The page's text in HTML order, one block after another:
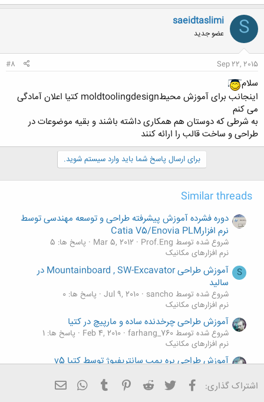
S
saeidtaslimi
عضو جدید
Sep 22, 2015
#8
سلام
اینجانب برای آموزش محیطmoldtoolingdesign کتیا اعلان آمادگی
می کنم
به شرطی که دوستان هم همکاری داشته باشند و بقیه موضوعات در
طراحی و ساخت قالب را ارائه کنند
برای ارسال پاسخ شما باید وارد سیستم شوید.
Similar threads
دوره فشرده آموزش پیشرفته طراحی و توسعه مهندسی توسط
نرم افزارCatia V5/Enovia PLM
شروع شده توسط Prof.Eng Mar 5, 2012
پاسخ ها: 5
نرم افزارهای مکانیک
S
آموزش طراحی Mountainboard , SW-Excavator در
سالید
شروع شده توسط sancho Jul 9, 2010 پاسخ ها: 0
نرم افزارهای مکانیک
آموزش طراحی چرخدنده ساده و مارپیچ در کتیا
شروع شده توسط farhang_760 Feb 4, 2010
پاسخ ها: 1
نرم افزارهای مکانیک
آموزش طراحی پره پمپ سانتریفیوژ توسط کتیا v5
نرم افزارهای مکانیکاشتراک گذاری: فیسبوک تویتر Reddit
Pinterest
Tumblr
WhatsApp